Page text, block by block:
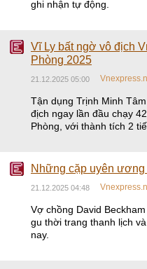
ghi nhận tự động.
Vĩ Ly bất ngờ vô địch
Phòng 2025
21.12.2025 05:00
Tận dụng Trịnh Minh
địch ngay lần đầu chạy
Phòng, với thành tích 2
Những cặp uyên
21.12.2025 04:48
Vợ chồng David
gu thời trang thanh lịch
nay.